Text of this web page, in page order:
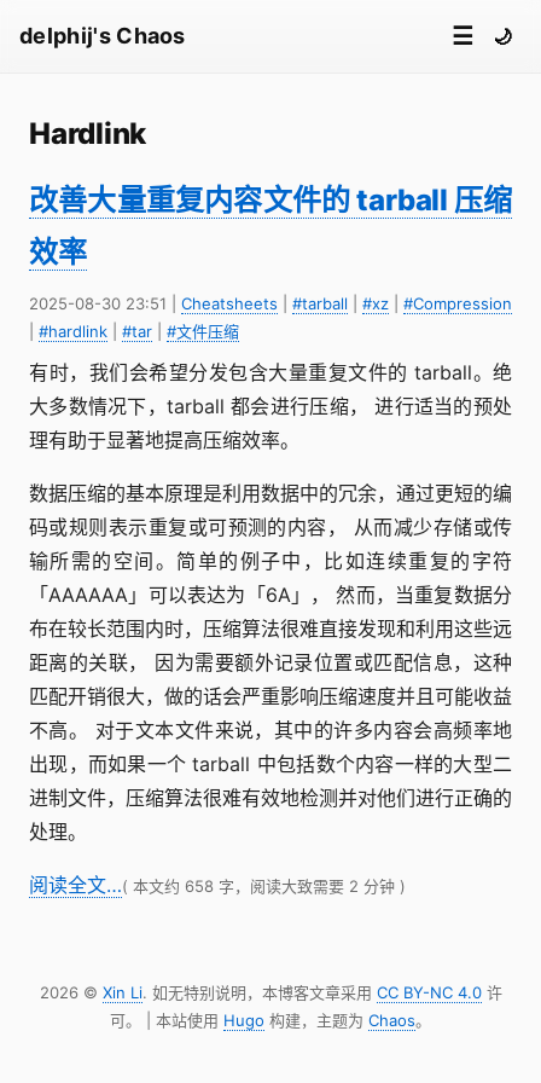
delphij's Chaos ☰ 🌙
Hardlink
改善大量重复内容文件的 tarball 压缩
效率
2025-08-30 23:51 Cheatsheets #tarball #xz
#Compression
#hardlink #tar #文件压缩
有时，我们会希望分发包含大量重复文件的 tarball。绝
大多数情况下，tarball 都会进行压缩， 进行适当的预处
理有助于显著地提高压缩效率。
数据压缩的基本原理是利用数据中的冗余，通过更短的编
码或规则表示重复或可预测的内容， 从而减少存储或传
输所需的空间。简单的例子中，比如连续重复的字符
「AAAAAA」可以表达为「6A」， 然而，当重复数据分
布在较长范围内时，压缩算法很难直接发现和利用这些远
距离的关联， 因为需要额外记录位置或匹配信息，这种
匹配开销很大，做的话会严重影响压缩速度并且可能收益
不高。 对于文本文件来说，其中的许多内容会高频率地
出现，而如果一个 tarball 中包括数个内容一样的大型二
进制文件，压缩算法很难有效地检测并对他们进行正确的
处理。
阅读全文…( 本文约 658 字，阅读大致需要 2 分钟 )
2026 © Xin Li. 如无特别说明，本博客文章采用 CC BY-NC 4.0许
可。 | 本站使用 Hugo 构建，主题为 Chaos。